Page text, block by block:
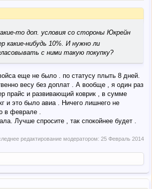
то доп. условия со стороны Юкрейн
какие-нибудь 10%. И нужно ли
с ними такую покупку?
еще не было . по статусу плыть 8 дней.
весу без доплат . А вообще , я один раз
прайс и развивающий коврик , в сумме
и это было авиа . Ничего лишнего не
в феврале .
Лучше спросите , так спокойнее будет .
редактирование модератором: 25 Февраль 2014